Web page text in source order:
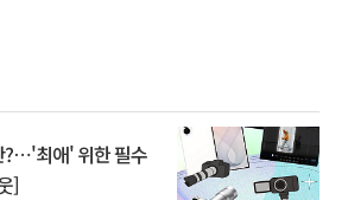
?⋯'최애' 위한 필수
]